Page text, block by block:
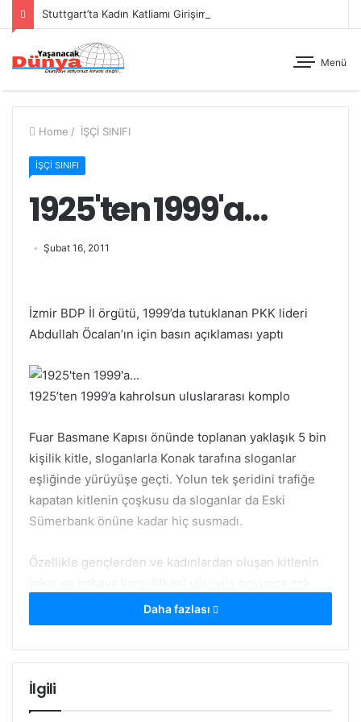
Menü
Home / İŞÇİ SINIFI
İŞÇİ SINIFI
1925'ten 1999'a…
Şubat 16, 2011
İzmir BDP İl örgütü, 1999’da tutuklanan PKK lideri
Abdullah Öcalan’ın için basın açıklaması yaptı
1925’ten 1999’a kahrolsun uluslararası komplo
Fuar Basmane Kapısı önünde toplanan yaklaşık 5 bin
kişilik kitle, sloganlarla Konak tarafına sloganlar
eşliğinde yürüyüşe geçti. Yolun tek şeridini trafiğe
kapatan kitlenin çoşkusu da sloganlar da Eski
Sümerbank önüne kadar hiç susmadı.
Özellikle gençlerden ve kadınlardan oluşan kitlenin
belirgin bir şekilde kendini hissettirdi. Yürüyüş
esnasında çevreden şovenist ve faşist bireylerin
arka bölümlerinde sık sık gerginlik yaşandı. Bu
şovenist ve faşistler hak ettikleri cevabı kitleden aldı.
Daha fazlası
İlgili